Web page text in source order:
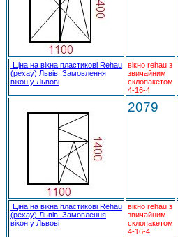
Ціна на вікна пластикові Rehau
(рехау) Львів. Замовлення
вікон у Львові
вікно rehau з
звичайним
склопакетом
4-16-4
2079
Ціна на вікна пластикові Rehau
(рехау) Львів. Замовлення
вікон у Львові
вікно rehau з
звичайним
склопакетом
4-16-4